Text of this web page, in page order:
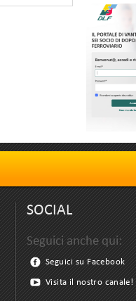
SOCIAL
Seguici anche qui:
Seguici su Facebook
Visita il nostro canale!